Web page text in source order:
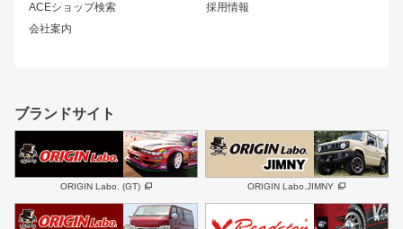
ACEショップ検索
会社案内
採用情報
スズキ
GS350
SC
スバル 三菱
デリカ D:5
軽自動車 汎用
MUD-S7
MUD-SR7
まつど家 鉄漢
ボンネット
フェンダー
サイドパーツ
リアゲート
メンテナンスパーツ
ハイエースパーツ
ホイール
ブランドサイト
ORIGIN Labo. (GT) ORIGIN Labo.JIMNY